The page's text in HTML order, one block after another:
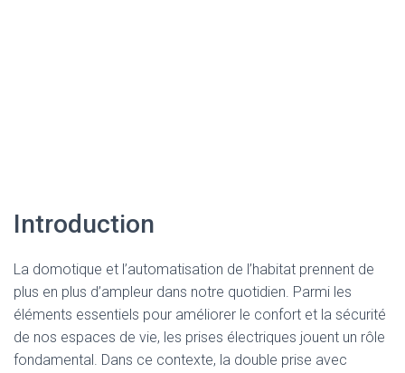
Introduction
La domotique et l’automatisation de l’habitat prennent de
plus en plus d’ampleur dans notre quotidien. Parmi les
éléments essentiels pour améliorer le confort et la sécurité
de nos espaces de vie, les prises électriques jouent un rôle
fondamental. Dans ce contexte, la double prise avec